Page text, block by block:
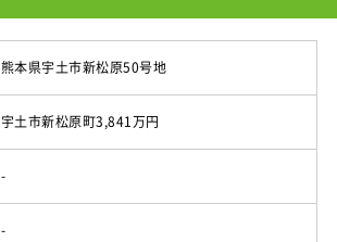
熊本県宇土市新松原50号地
宇土市新松原町3,841万円
-
-